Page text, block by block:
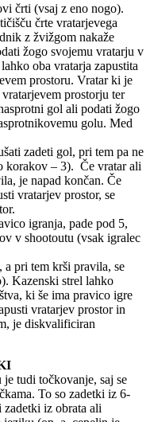
črti (vsaj z eno nogo).
črte vratarjevega
z žvižgom nakaže
žogo svojemu vratarju v
oba vratarja zapustita
prostoru. Vratar ki je
prostorju ter
gol ali podati žogo
golu. Med
zadeti gol, pri tem pa ne
korakov – 3). Če vratar ali
je napad končan. Če
vratarjev prostor, se
igranja, pade pod 5,
v shootoutu (vsak igralec
a pri tem krši pravila, se
Kazenski strel lahko
ki še ima pravico igre
vratarjev prostor in
je diskvalificiran
tudi točkovanje, saj se
To so zadetki iz 6-
iz obrata ali